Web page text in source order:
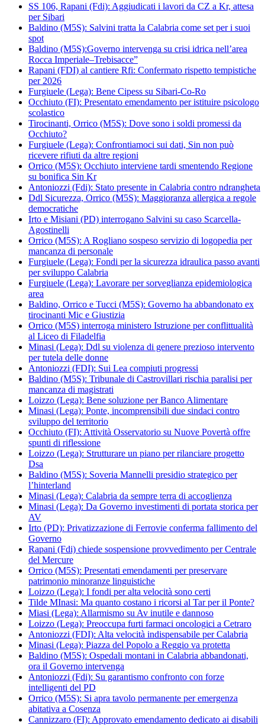
SS 106, Rapani (Fdi): Aggiudicati i lavori da CZ a Kr, attesa
per Sibari
Baldino (M5S): Salvini tratta la Calabria come set per i suoi
spot
Baldino (M5S):Governo intervenga su crisi idrica nell’area
Rocca Imperiale–Trebisacce”
Rapani (FDI) al cantiere Rfi: Confermato rispetto tempistiche
per 2026
Furgiuele (Lega): Bene Cipess su Sibari-Co-Ro
Occhiuto (FI): Presentato emendamento per istituire psicologo
scolastico
Tirocinanti, Orrico (M5S): Dove sono i soldi promessi da
Occhiuto?
Furgiuele (Lega): Confrontiamoci sui dati, Sin non può
ricevere rifiuti da altre regioni
Orrico (M5S): Occhiuto interviene tardi smentendo Regione
su bonifica Sin Kr
Antoniozzi (Fdi): Stato presente in Calabria contro ndrangheta
Ddl Sicurezza, Orrico (M5S): Maggioranza allergica a regole
democratiche
Irto e Misiani (PD) interrogano Salvini su caso Scarcella-
Agostinelli
Orrico (M5S): A Rogliano sospeso servizio di logopedia per
mancanza di personale
Furgiuele (Lega): Fondi per la sicurezza idraulica passo avanti
per sviluppo Calabria
Furgiuele (Lega): Lavorare per sorveglianza epidemiologica
area
Baldino, Orrico e Tucci (M5S): Governo ha abbandonato ex
tirocinanti Mic e Giustizia
Orrico (M5S) interroga ministero Istruzione per conflittualità
al Liceo di Filadelfia
Minasi (Lega): Ddl su violenza di genere prezioso intervento
per tutela delle donne
Antoniozzi (FDI): Sui Lea compiuti progressi
Baldino (M5S): Tribunale di Castrovillari rischia paralisi per
mancanza di magistrati
Loizzo (Lega): Bene soluzione per Banco Alimentare
Minasi (Lega): Ponte, incomprensibili due sindaci contro
sviluppo del territorio
Occhiuto (FI): Attività Osservatorio su Nuove Povertà offre
spunti di riflessione
Loizzo (Lega): Strutturare un piano per rilanciare progetto
Dsa
Baldino (M5S): Soveria Mannelli presidio strategico per
l’hinterland
Minasi (Lega): Calabria da sempre terra di accoglienza
Minasi (Lega): Da Governo investimenti di portata storica per
AV
Irto (PD): Privatizzazione di Ferrovie conferma fallimento del
Governo
Rapani (Fdi) chiede sospensione provvedimento per Centrale
del Mercure
Orrico (M5S): Presentati emendamenti per preservare
patrimonio minoranze linguistiche
Loizzo (Lega): I fondi per alta velocità sono certi
Tilde MInasi: Ma quanto costano i ricorsi al Tar per il Ponte?
Miasi (Lega): Allarmismo su Av inutile e dannoso
Loizzo (Lega): Preoccupa furti farmaci oncologici a Cetraro
Antoniozzi (FDI): Alta velocità indispensabile per Calabria
Minasi (Lega): Piazza del Popolo a Reggio va protetta
Baldino (M5S): Ospedali montani in Calabria abbandonati,
ora il Governo intervenga
Antoniozzi (Fdi): Su garantismo confronto con forze
intelligenti del PD
Orrico (M5S): Si apra tavolo permanente per emergenza
abitativa a Cosenza
Cannizzaro (FI): Approvato emendamento dedicato ai disabili